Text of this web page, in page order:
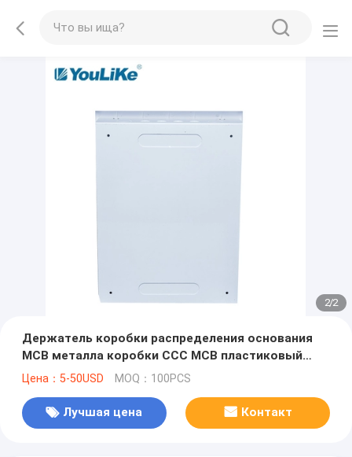
2/2
Держатель коробки распределения основания
MCB металла коробки CCC MCB пластиковый
полный
Цена：5-50USD MOQ：100PCS
Лучшая цена Контакт